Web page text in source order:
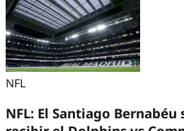
NFL
NFL: El Santiago